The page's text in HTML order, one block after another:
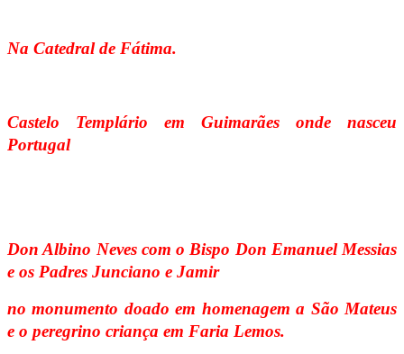
Na Catedral de Fátima.
Castelo Templário em Guimarães onde nasceu
Portugal
Don Albino Neves com o Bispo Don Emanuel Messias
e os Padres Junciano e Jamir
no monumento doado em homenagem a São Mateus
e o peregrino criança em Faria Lemos.